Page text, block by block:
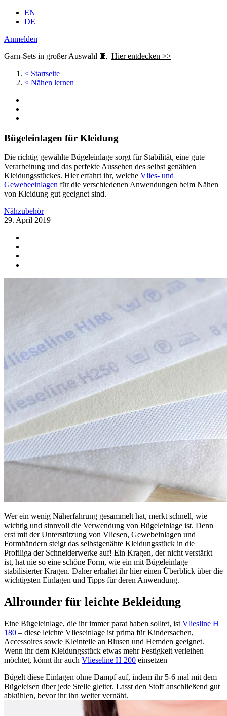
EN
DE
Anmelden
Garn-Sets in großer Auswahl 🧵 Hier entdecken >>
< Startseite
< Nähen lernen
Bügeleinlagen für Kleidung
Die richtig gewählte Bügeleinlage sorgt für Stabilität, eine gute
Verarbeitung und das perfekte Aussehen des selbst genähten
Kleidungsstückes. Hier erfahrt ihr, welche Vlies- und
Gewebeeinlagen für die verschiedenen Anwendungen beim Nähen
von Kleidung gut geeignet sind.
Nähzubehör
29. April 2019
Wer ein wenig Näherfahrung gesammelt hat, merkt schnell, wie
wichtig und sinnvoll die Verwendung von Bügeleinlage ist. Denn
erst mit der Unterstützung von Vliesen, Gewebeinlagen und
Formbändern steigt das selbstgenähte Kleidungsstück in die
Profiliga der Schneiderwerke auf! Ein Kragen, der nicht verstärkt
ist, hat nie so eine schöne Form, wie ein mit Bügeleinlage
stabilisierter Kragen. Daher erhaltet ihr hier einen Überblick über die
wichtigsten Einlagen und Tipps für deren Anwendung.
Allrounder für leichte Bekleidung
Eine Bügeleinlage, die ihr immer parat haben solltet, ist Vliesline H
180 – diese leichte Vlieseinlage ist prima für Kindersachen,
Accessoires sowie Kleinteile an Blusen und Hemden geeignet.
Wenn ihr dem Kleidungsstück etwas mehr Festigkeit verleihen
möchtet, könnt ihr auch Vlieseline H 200 einsetzen
Bügelt diese Einlagen ohne Dampf auf, indem ihr 5-6 mal mit dem
Bügeleisen über jede Stelle gleitet. Lasst den Stoff anschließend gut
abkühlen, bevor ihr ihn weiter vernäht.